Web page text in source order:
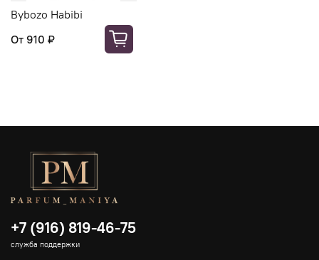
Bybozo Habibi
От 910 ₽
+7 (916) 819-46-75
служба поддержки